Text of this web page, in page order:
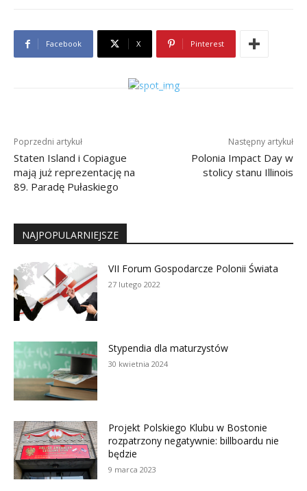
Facebook X Pinterest
Poprzedni artykuł
Staten Island i Copiague
mają już reprezentację na
89. Paradę Pułaskiego
Następny artykuł
Polonia Impact Day w
stolicy stanu Illinois
NAJPOPULARNIEJSZE
VII Forum Gospodarcze Polonii Świata
27 lutego 2022
Stypendia dla maturzystów
30 kwietnia 2024
Projekt Polskiego Klubu w Bostonie
rozpatrzony negatywnie: billboardu nie
będzie
9 marca 2023